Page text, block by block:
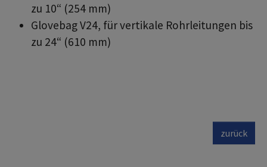
zu 10“ (254 mm)
Glovebag V24, für vertikale Rohrleitungen bis
zu 24“ (610 mm)
zurück